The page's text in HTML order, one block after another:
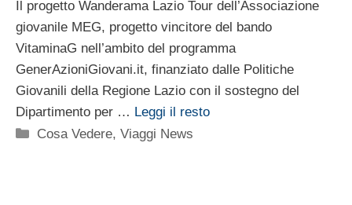
Il progetto Wanderama Lazio Tour dell’Associazione
giovanile MEG, progetto vincitore del bando
VitaminaG nell’ambito del programma
GenerAzioniGiovani.it, finanziato dalle Politiche
Giovanili della Regione Lazio con il sostegno del
Dipartimento per … Leggi il resto
Categorie
Cosa Vedere,Viaggi News